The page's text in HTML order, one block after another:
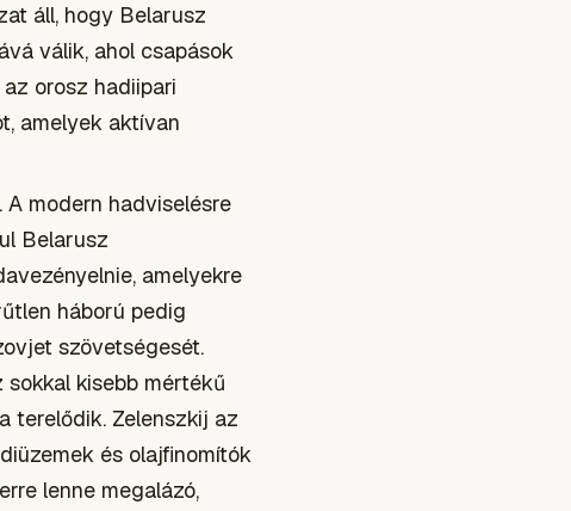
áll, hogy Belarusz
válik, ahol csapások
orosz hadiipari
amelyek aktívan
modern hadviselésre
Belarusz
amelyekre
háború pedig
szövetségesét.
kisebb mértékű
terelődik. Zelenszkij az
és olajfinomítók
lenne megalázó,